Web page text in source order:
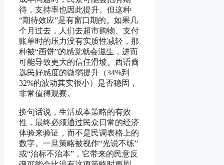
待，支持率也因此提升。但这种
“期待效应”是有窗口期的。如果几
个月过去，人们去超市购物、支付
账单时的压力没有实质性减轻，那
种被“画饼”的感觉就会滋生，进而
可能导致更大的信任滑坡。西语裔
选民好感度的微弱提升（34%到
32%的波动其实很小）是否稳固，
非常值得观察。
换句话说，生活成本策略的有效
性，最终必须通过民众日常的经济
体验来验证，而不是民调表格上的
数字。一旦策略被视作“光说不练”
或“治标不治本”，它带来的民意反